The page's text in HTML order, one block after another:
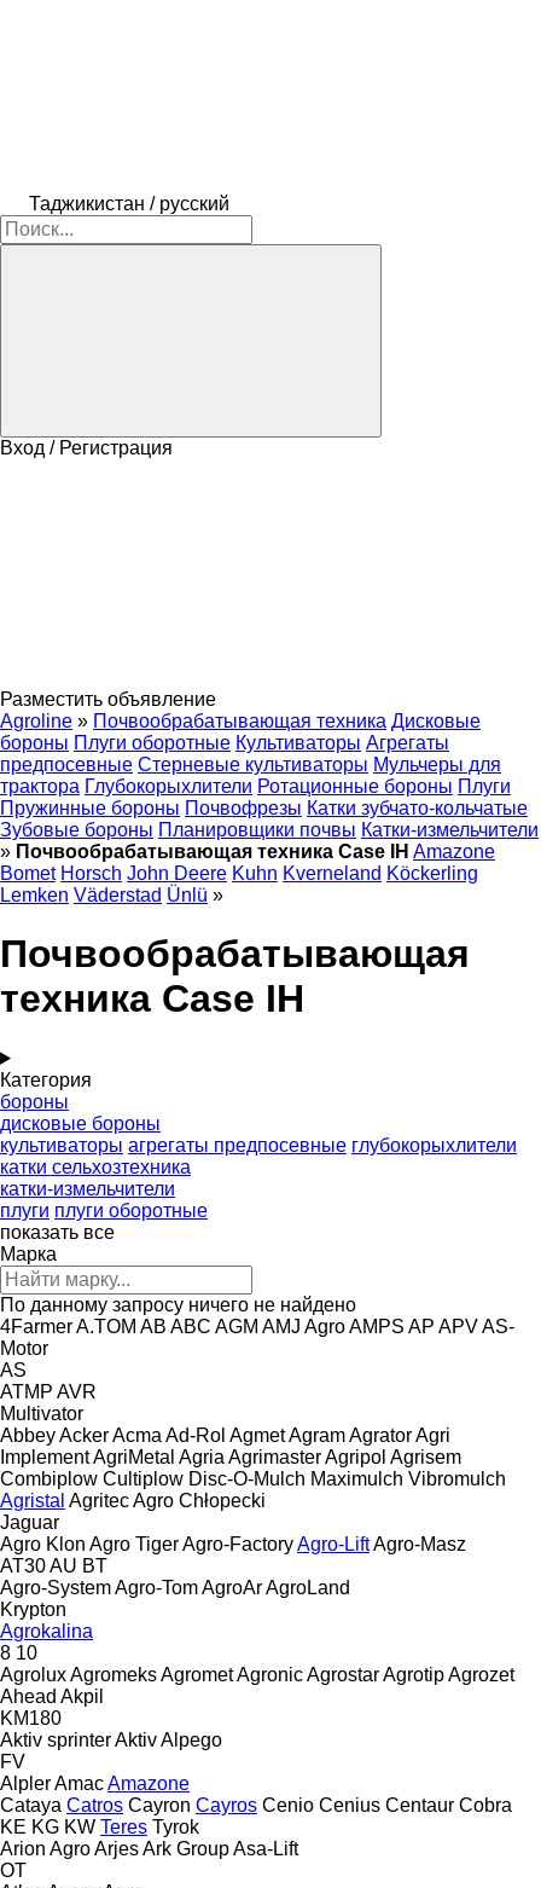
Таджикистан / русский
Вход / Регистрация
Разместить объявление
Agroline » Почвообрабатывающая техника Дисковые
бороны Плуги оборотные Культиваторы Агрегаты
предпосевные Стерневые культиваторы Мульчеры для
трактора Глубокорыхлители Ротационные бороны Плуги
Пружинные бороны Почвофрезы Катки зубчато-кольчатые
Зубовые бороны Планировщики почвы Катки-измельчители
» Почвообрабатывающая техника Case IH Amazone
Bomet Horsch John Deere Kuhn Kverneland Köckerling
Lemken Väderstad Ünlü »
Почвообрабатывающая
техника Case IH
Категория
бороны
дисковые бороны
культиваторы агрегаты предпосевные глубокорыхлители
катки сельхозтехника
катки-измельчители
плуги плуги оборотные
показать все
Марка
По данному запросу ничего не найдено
4FarmerA.TOM AB ABC AGM AMJ AgroAMPS AP APVAS-
Motor
AS
ATMP AVR
Multivator
AbbeyAckerAcma Ad-Rol AgmetAgramAgratorAgri
ImplementAgriMetal Agria AgrimasterAgripol Agrisem
Combiplow Cultiplow Disc-O-Mulch Maximulch Vibromulch
Agristal AgritecAgro Chłopecki
Jaguar
Agro Klon Agro TigerAgro-FactoryAgro-LiftAgro-Masz
AT30AU BT
Agro-SystemAgro-TomAgroArAgroLand
Krypton
Agrokalina
8 10
AgroluxAgromeksAgrometAgronicAgrostarAgrotipAgrozet
Ahead Akpil
KM180
Aktiv sprinterAktivAlpego
FV
AlplerAmacAmazone
Cataya Catros Cayron Cayros Cenio Cenius Centaur Cobra
KE KG KW Teres Tyrok
Arion AgroArjesArk GroupAsa-Lift
OT